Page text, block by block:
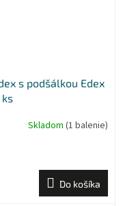
s podšálkou Edex
Skladom (1 balenie)
Do košíka